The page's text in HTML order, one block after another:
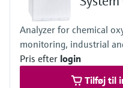
Analyzer for chemical
monitoring, industrial
Pris efter login
Tilføj til